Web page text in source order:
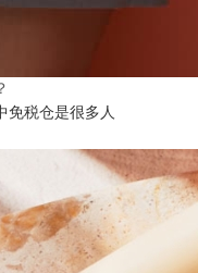
免税仓是很多人